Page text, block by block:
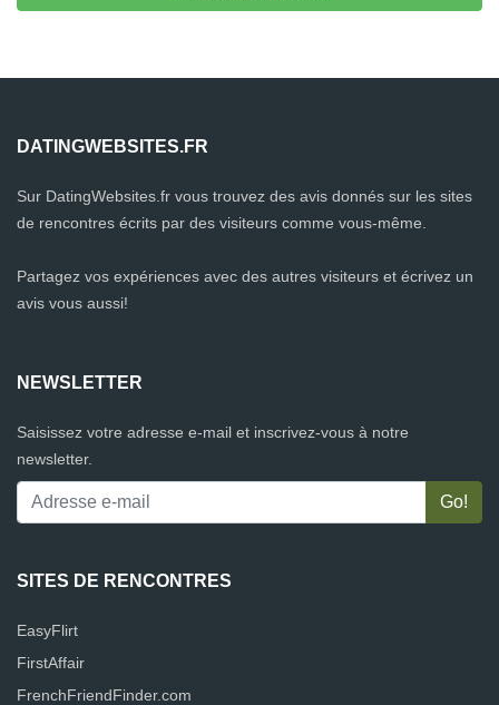
DATINGWEBSITES.FR
Sur DatingWebsites.fr vous trouvez des avis donnés sur les sites
de rencontres écrits par des visiteurs comme vous-même.
Partagez vos expériences avec des autres visiteurs et écrivez un
avis vous aussi!
NEWSLETTER
Saisissez votre adresse e-mail et inscrivez-vous à notre
newsletter.
SITES DE RENCONTRES
EasyFlirt
FirstAffair
FrenchFriendFinder.com